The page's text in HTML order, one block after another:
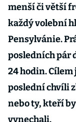
menší či větší
každý volební
Pensylvánie.
posledních pár
24 hodin.
poslední chvíli
nebo ty, kteří
vynechali.